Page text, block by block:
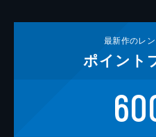
最新作のレ
ポイント